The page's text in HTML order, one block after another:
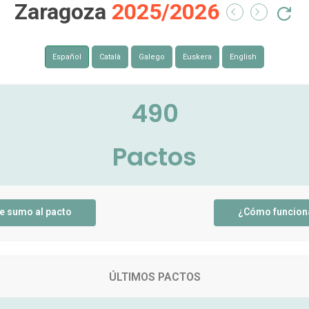
Zaragoza 2025/2026
Español Català Galego Euskera English
490
Pactos
sumo al pacto ¿Cómo
ÚLTIMOS PACTOS